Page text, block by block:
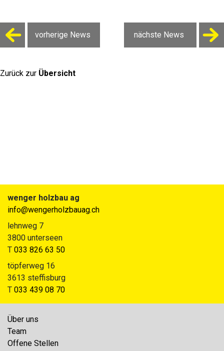
vorherige News nächste News
Zurück zur Übersicht
wenger holzbau ag
info@wengerholzbauag.ch
lehnweg 7
3800 unterseen
T 033 826 63 50
töpferweg 16
3613 steffisburg
T 033 439 08 70
Über uns
Team
Offene Stellen